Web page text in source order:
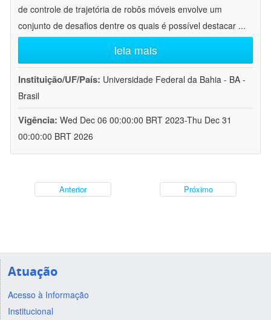
de controle de trajetória de robôs móveis envolve um
conjunto de desafios dentre os quais é possível destacar ...
leia mais
Instituição/UF/País: Universidade Federal da Bahia - BA -
Brasil
Vigência: Wed Dec 06 00:00:00 BRT 2023-Thu Dec 31
00:00:00 BRT 2026
Anterior Próximo
Atuação
Acesso à Informação
Institucional